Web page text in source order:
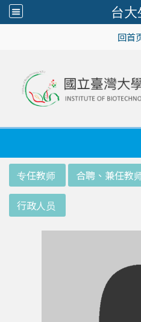
台
回首
专任教师 合聘、兼任教
行政人员